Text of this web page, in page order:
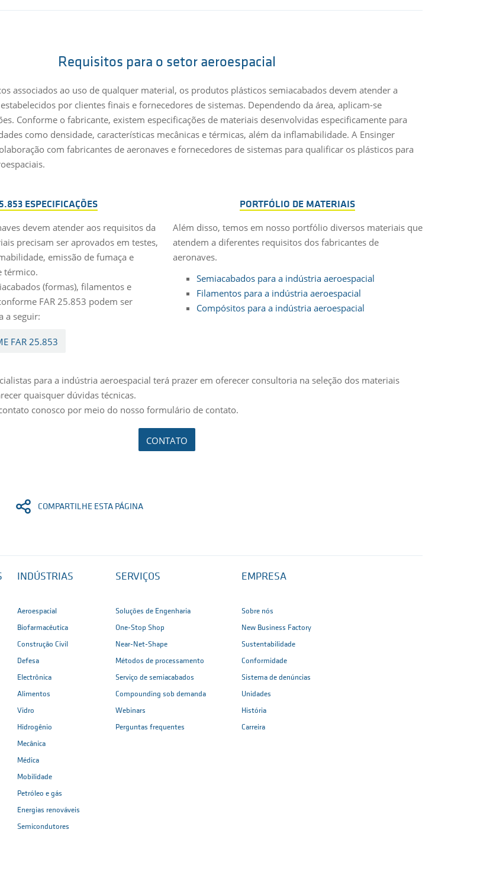
Requisitos para o setor aeroespacial
associados ao uso de qualquer material, os produtos plásticos semiacabados devem atender a
por clientes finais e fornecedores de sistemas. Dependendo da área, aplicam-se
Conforme o fabricante, existem especificações de materiais desenvolvidas especificamente para
como densidade, características mecânicas e térmicas, além da inflamabilidade. A Ensinger
com fabricantes de aeronaves e fornecedores de sistemas para qualificar os plásticos para
ESPECIFICAÇÕES
devem atender aos requisitos da
precisam ser aprovados em testes,
emissão de fumaça e
térmico.
(formas), filamentos e
FAR 25.853 podem ser
a seguir:
FAR 25.853
PORTFÓLIO DE MATERIAIS
Além disso, temos em nosso portfólio diversos materiais que
atendem a diferentes requisitos dos fabricantes de
aeronaves.
Semiacabados para a indústria aeroespacial
Filamentos para a indústria aeroespacial
Compósitos para a indústria aeroespacial
para a indústria aeroespacial terá prazer em oferecer consultoria na seleção dos materiais
quaisquer dúvidas técnicas.
conosco por meio do nosso formulário de contato.
CONTATO
COMPARTILHE ESTA PÁGINA
INDÚSTRIAS
Aeroespacial
Biofarmacêutica
Construção Civil
Defesa
Electrônica
Alimentos
Vidro
Hidrogênio
Mecânica
Médica
Mobilidade
Petróleo e gás
Energias renováveis
Semicondutores
SERVIÇOS
Soluções de Engenharia
One-Stop Shop
Near-Net-Shape
Métodos de processamento
Serviço de semiacabados
Compounding sob demanda
Webinars
Perguntas frequentes
EMPRESA
Sobre nós
New Business Factory
Sustentabilidade
Conformidade
Sistema de denúncias
Unidades
História
Carreira